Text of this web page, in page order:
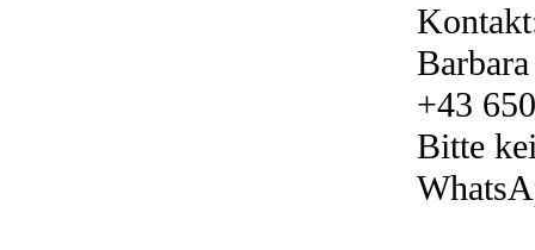
+43
Bitte